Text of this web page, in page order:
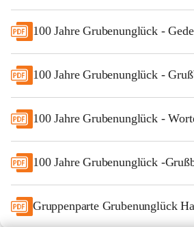
100 Jahre Grubenunglück -
100 Jahre Grubenunglück -
Gruppenparte Grubenunglück